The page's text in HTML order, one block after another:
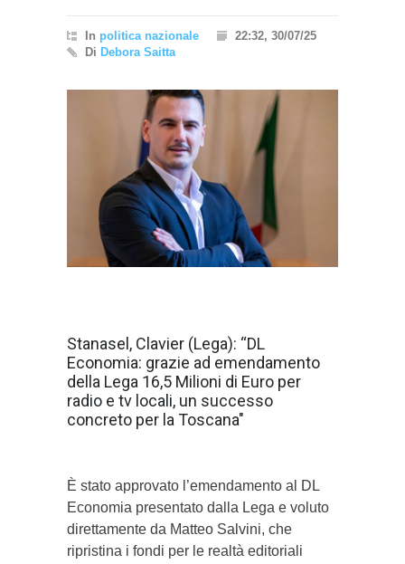
In politica nazionale
22:32, 30/07/25
Di Debora Saitta
Stanasel, Clavier (Lega): “DL
Economia: grazie ad emendamento
della Lega 16,5 Milioni di Euro per
radio e tv locali, un successo
concreto per la Toscana"
È stato approvato l’emendamento al DL
Economia presentato dalla Lega e voluto
direttamente da Matteo Salvini, che
ripristina i fondi per le realtà editoriali